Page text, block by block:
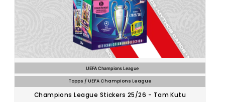
UEFA Champions League
Topps / UEFA Champions League
Champions League Stickers 25/26 - Tam Kutu